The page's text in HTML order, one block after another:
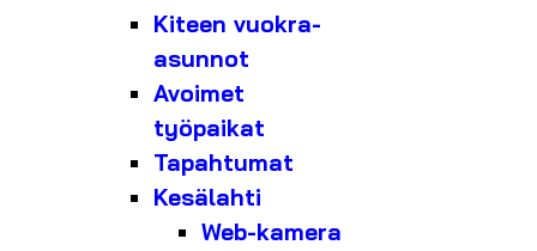
Kiteen vuokra-
asunnot
Avoimet
työpaikat
Tapahtumat
Kesälahti
Web-kamera